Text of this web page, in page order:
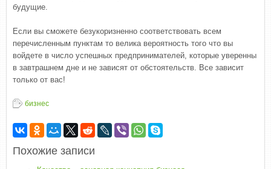
будущие.
Если вы сможете безукоризненно соответствовать всем
перечисленным пунктам то велика вероятность того что вы
войдете в число успешных предпринимателей, которые уверенны
в завтрашнем дне и не зависят от обстоятельств. Все зависит
только от вас!
бизнес
Похожие записи